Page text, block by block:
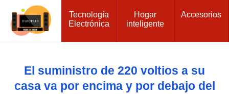
Tecnología
Electrónica
Hogar
inteligente
Accesorios
El suministro de 220 voltios a su
casa va por encima y por debajo del